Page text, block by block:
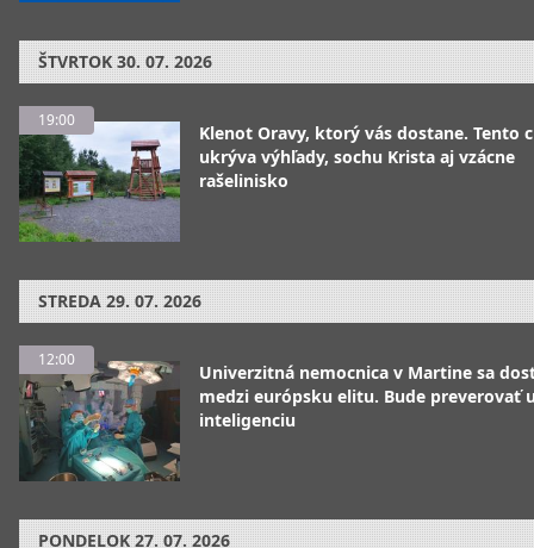
ŠTVRTOK 30. 07. 2026
19:00
Klenot Oravy, ktorý vás dostane. Tento
ukrýva výhľady, sochu Krista aj vzácne
rašelinisko
STREDA 29. 07. 2026
12:00
Univerzitná nemocnica v Martine sa
medzi európsku elitu. Bude preverovať
inteligenciu
PONDELOK 27. 07. 2026